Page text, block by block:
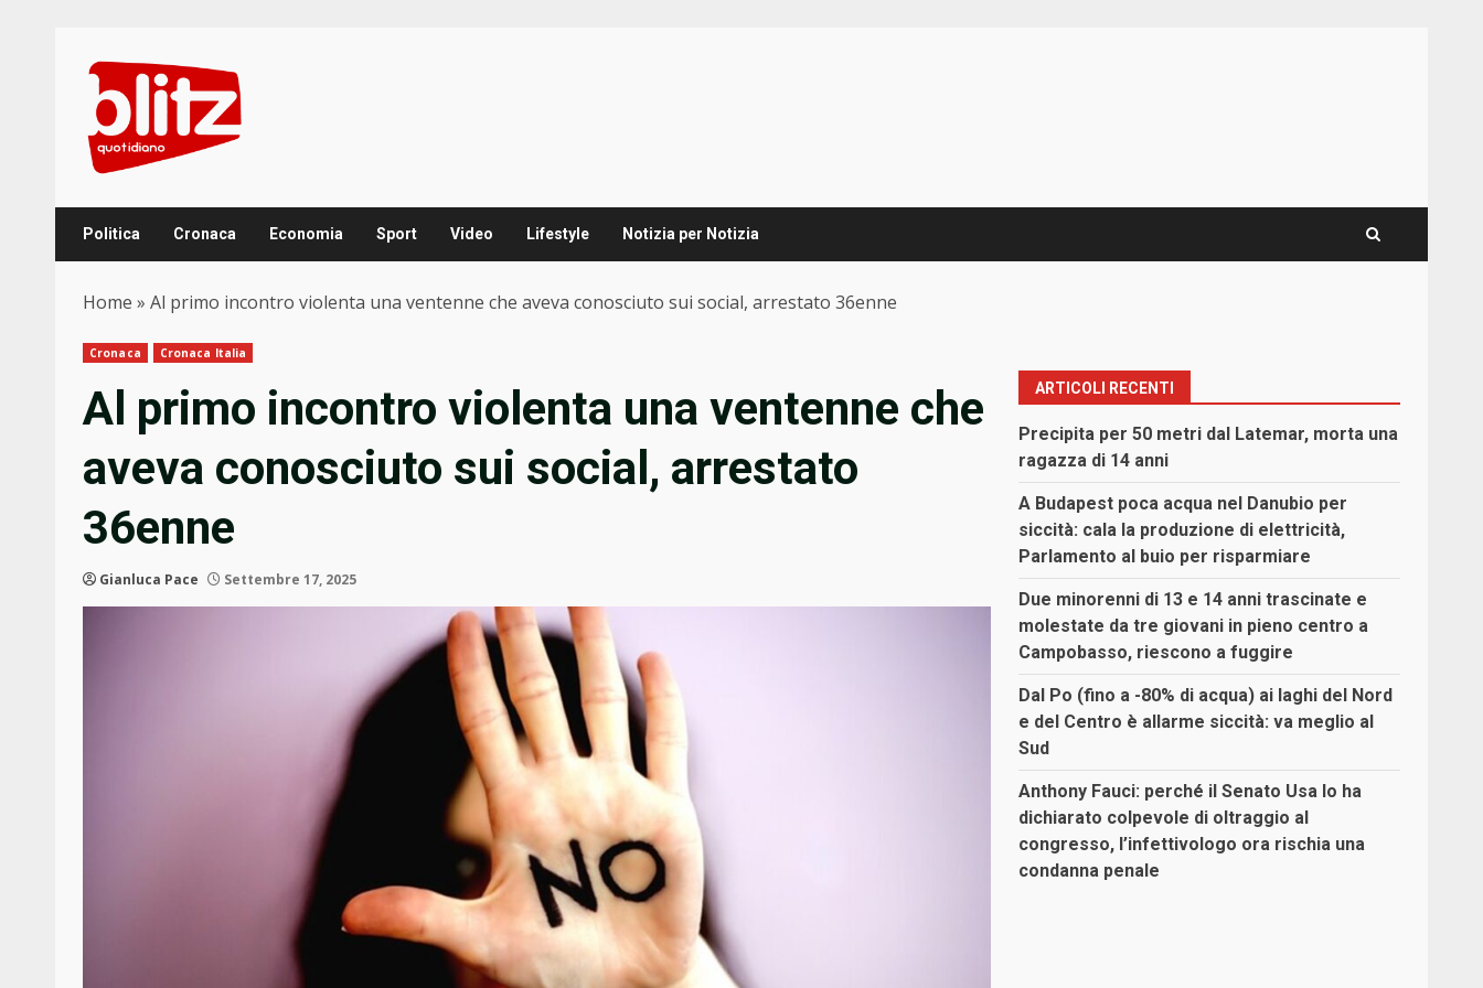
content
Politica Cronaca Economia Sport Video Lifestyle Notizia per Notizia
Home » Al primo incontro violenta una ventenne che aveva conosciuto sui social, arrestato 36enne
Cronaca Cronaca Italia
Al primo incontro violenta una ventenne che
aveva conosciuto sui social, arrestato
36enne
Gianluca Pace Settembre 17, 2025
ARTICOLI RECENTI
Precipita per 50 metri dal Latemar, morta una
ragazza di 14 anni
A Budapest poca acqua nel Danubio per
siccità: cala la produzione di elettricità,
Parlamento al buio per risparmiare
Due minorenni di 13 e 14 anni trascinate e
molestate da tre giovani in pieno centro a
Campobasso, riescono a fuggire
Dal Po (fino a -80% di acqua) ai laghi del Nord
e del Centro è allarme siccità: va meglio al
Sud
Anthony Fauci: perché il Senato Usa lo ha
dichiarato colpevole di oltraggio al
congresso, l’infettivologo ora rischia una
condanna penale